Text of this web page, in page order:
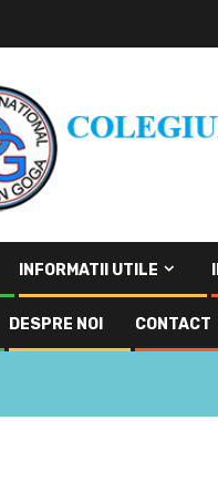
INFORMATII UTILE
DESPRE NOI CONTACT